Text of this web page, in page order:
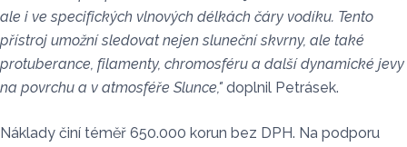
ale i ve specifických vlnových délkách čáry vodíku. Tento
přístroj umožní sledovat nejen sluneční skvrny, ale také
protuberance, filamenty, chromosféru a další dynamické jevy
na povrchu a v atmosféře Slunce," doplnil Petrásek.
Náklady činí téměř 650.000 korun bez DPH. Na podporu